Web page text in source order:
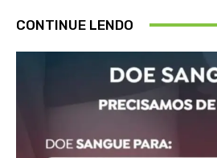
CONTINUE LENDO